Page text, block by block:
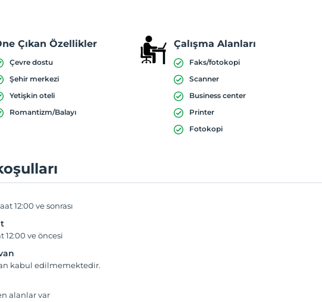
Çıkan Özellikler
Çevre dostu
Şehir merkezi
Yetişkin oteli
Romantizm/Balayı
Çalışma Alanları
Faks/fotokopi
Scanner
Business center
Printer
Fotokopi
12:00 ve sonrası
12:00 ve öncesi
kabul edilmemektedir.
alanlar var